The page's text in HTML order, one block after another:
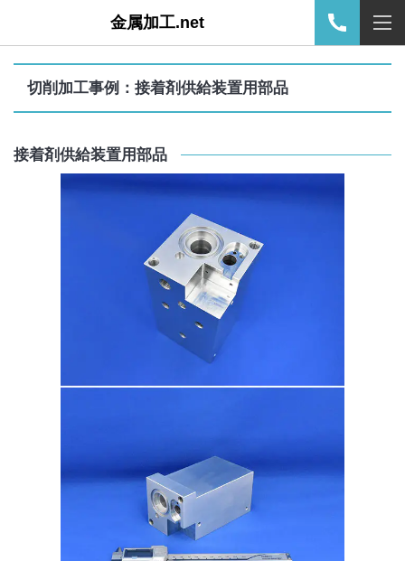
金属加工.net
切削加工事例：接着剤供給装置用部品
接着剤供給装置用部品